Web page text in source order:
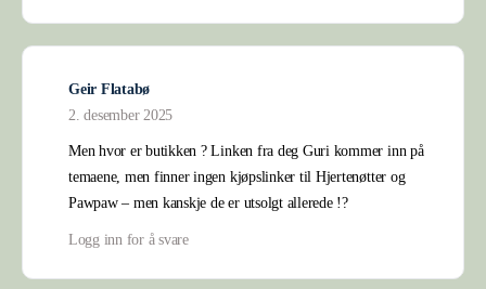
Geir Flatabø
2. desember 2025
Men hvor er butikken ? Linken fra deg Guri kommer inn på
temaene, men finner ingen kjøpslinker til Hjertenøtter og
Pawpaw – men kanskje de er utsolgt allerede !?
Logg inn for å svare